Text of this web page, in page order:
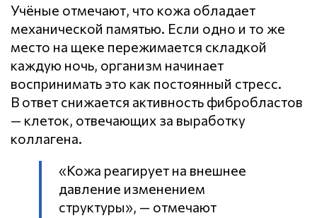
Учёные отмечают, что кожа обладает
механической памятью. Если одно и то же
место на щеке пережимается складкой
каждую ночь, организм начинает
воспринимать это как постоянный стресс.
В ответ снижается активность фибробластов
— клеток, отвечающих за выработку
коллагена.
«Кожа реагирует на внешнее
давление изменением
структуры», — отмечают